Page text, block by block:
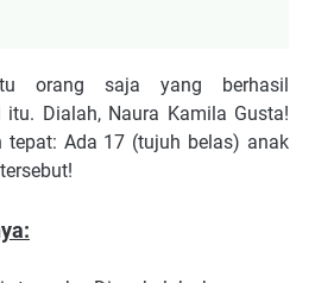
orang saja yang berhasil
itu. Dialah, Naura Kamila Gusta!
tepat: Ada 17 (tujuh belas) anak